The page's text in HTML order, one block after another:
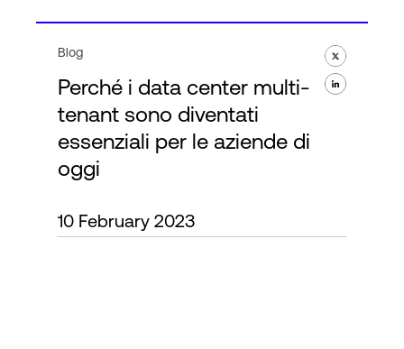
Competenze e Risorse
Chi Siamo
Language
Blog
Perché i data center multi-
tenant sono diventati
essenziali per le aziende di
oggi
10 February 2023